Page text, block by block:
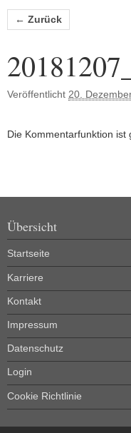
Bilder-Navigation
← Zurück
Veröffentlicht 20.
Die Kommentarfunktion ist
Übersicht
Startseite
Karriere
Kontakt
Impressum
Datenschutz
Login
Cookie Richtlinie